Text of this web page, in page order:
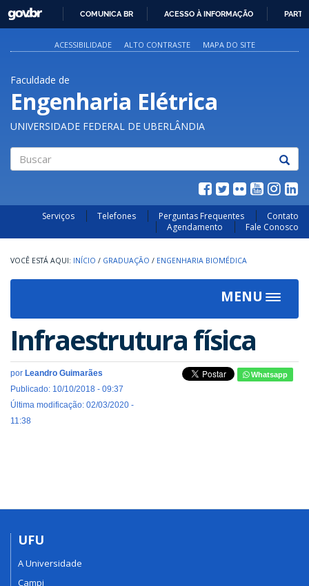
PARA
O
GOVBR
COMUNICA BR ACESSO À INFORMAÇÃO
ACESSIBILIDADE ALTO CONTRASTE MAPA DO SITE
Faculdade de
Engenharia Elétrica
UNIVERSIDADE FEDERAL DE UBERLÂNDIA
Serviços Telefones Perguntas Frequentes
Contato
Agendamento
Fale Conosco
INÍCIO / GRADUAÇÃO / ENGENHARIA BIOMÉDICA
MENU
Toggle
Infraestrutura física
por Leandro Guimarães
Publicado: 10/10/2018 - 09:37
Última modificação: 02/03/2020 -
11:38
Whatsapp
UFU
A Universidade
Campi